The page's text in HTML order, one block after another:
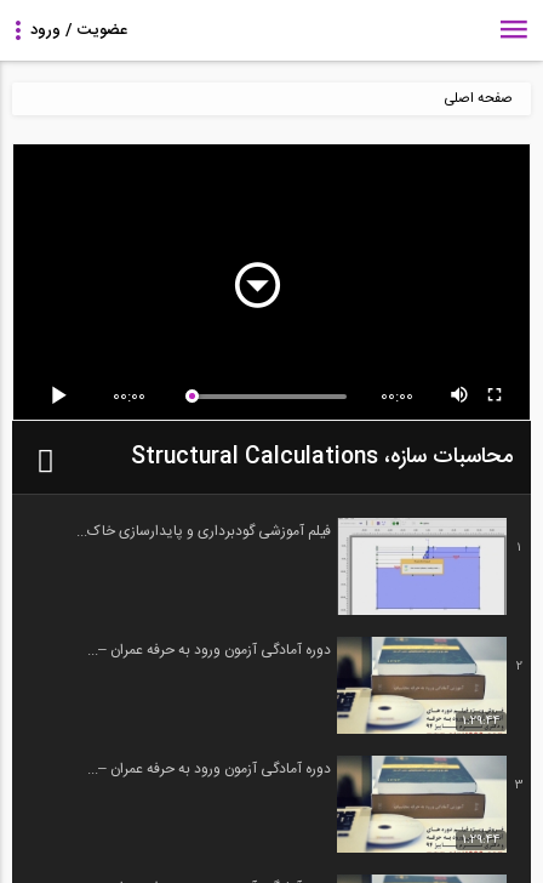
صفحه اصلی
00:00 00:00
محاسبات سازه، Structural Calculations
1
فیلم آموزشی گودبرداری و پایدارسازی خاک...
2
1:29:44
دوره آمادگی آزمون ورود به حرفه عمران –...
3
1:29:44
دوره آمادگی آزمون ورود به حرفه عمران –...